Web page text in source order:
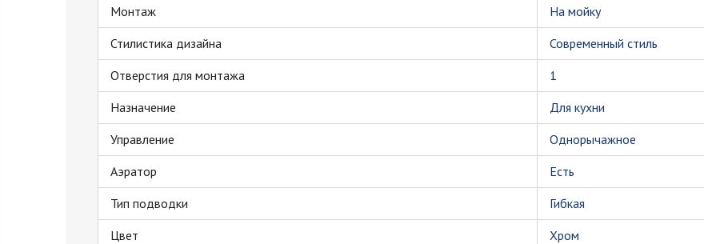
Монтаж
На мойку
Стилистика дизайна
Современный стиль
Отверстия для монтажа
1
Назначение
Для кухни
Управление
Однорычажное
Аэратор
Есть
Тип подводки
Гибкая
Цвет
Хром